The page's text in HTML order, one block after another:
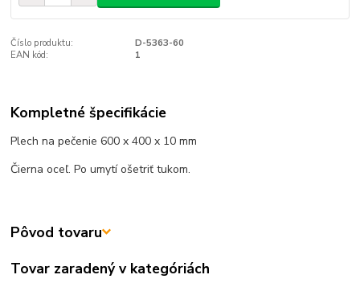
Číslo produktu:
D-5363-60
EAN kód:
1
Kompletné špecifikácie
Plech na pečenie 600 x 400 x 10 mm
Čierna oceľ. Po umytí ošetriť tukom.
Pôvod tovaru
Tovar zaradený v kategóriách